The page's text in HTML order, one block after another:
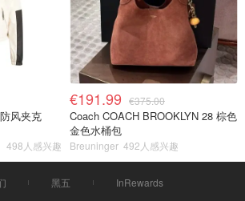
风夹克
498人感兴趣
€191.99 €375.00
Coach COACH BROOKLYN 28 棕色
金色水桶包
Breuninger 492人感兴趣
黑五
InRewards